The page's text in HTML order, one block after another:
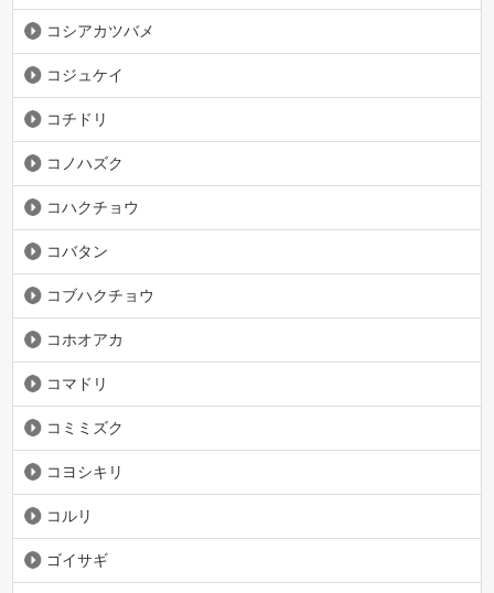
コシアカツバメ
コジュケイ
コチドリ
コノハズク
コハクチョウ
コバタン
コブハクチョウ
コホオアカ
コマドリ
コミミズク
コヨシキリ
コルリ
ゴイサギ